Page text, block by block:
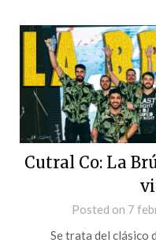
Cutral Co: La
Posted on 7
Se trata del clásico